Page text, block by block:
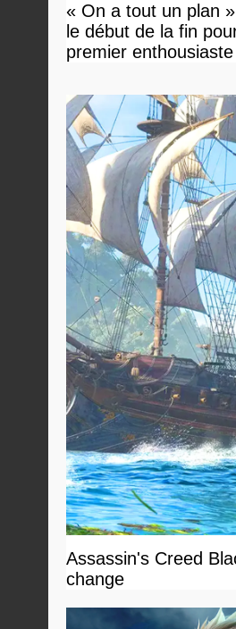
« On a tout un plan
le début de la fin
premier enthousiaste
Assassin's Creed
change